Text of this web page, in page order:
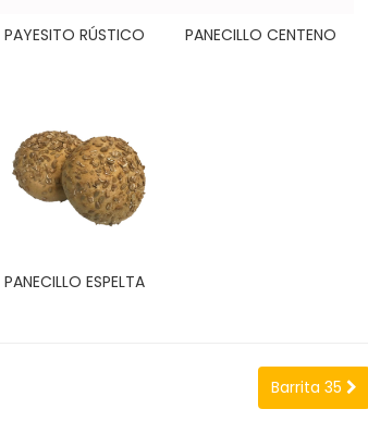
PAYESITO RÚSTICO PANECILLO CENTENO
PANECILLO ESPELTA
Barrita 35